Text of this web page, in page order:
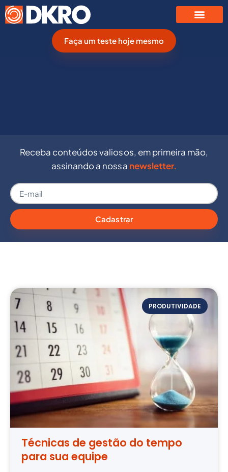
Faça um teste hoje mesmo
Receba conteúdos valiosos, em primeira mão,
assinando a nossa newsletter.
Cadastrar
PRODUTIVIDADE
Técnicas de gestão do tempo
para sua equipe